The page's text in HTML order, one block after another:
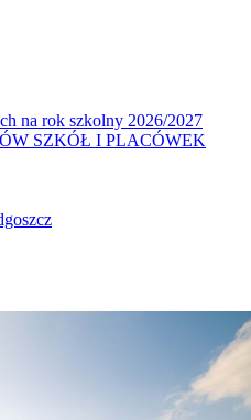
na rok szkolny 2026/2027
SZKÓŁ I PLACÓWEK